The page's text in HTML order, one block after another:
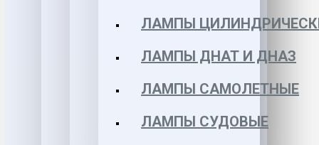
ЛАМПЫ
ЛАМПЫ ДНАТ И ДНАЗ
ЛАМПЫ САМОЛЕТНЫЕ
ЛАМПЫ СУДОВЫЕ